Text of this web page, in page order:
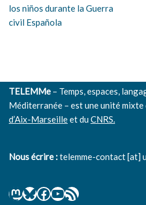
los niños durante la Guerra
civil Española
TELEMMe – Temps, espaces,
Méditerranée – est une unité mixte
d’Aix-Marseilleet duCNRS.
Nous écrire :telemme-contact [at]